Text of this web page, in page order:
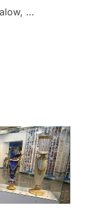
…
STADION“